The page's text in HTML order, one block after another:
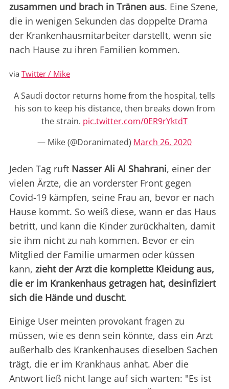
zusammen und brach in Tränen aus. Eine Szene,
die in wenigen Sekunden das doppelte Drama
der Krankenhausmitarbeiter darstellt, wenn sie
nach Hause zu ihren Familien kommen.
via Twitter / Mike
A Saudi doctor returns home from the hospital, tells
his son to keep his distance, then breaks down from
the strain. pic.twitter.com/0ER9rYktdT
— Mike (@Doranimated) March 26, 2020
Jeden Tag ruft Nasser Ali Al Shahrani, einer der
vielen Ärzte, die an vorderster Front gegen
Covid-19 kämpfen, seine Frau an, bevor er nach
Hause kommt. So weiß diese, wann er das Haus
betritt, und kann die Kinder zurückhalten, damit
sie ihm nicht zu nah kommen. Bevor er ein
Mitglied der Familie umarmen oder küssen
kann, zieht der Arzt die komplette Kleidung aus,
die er im Krankenhaus getragen hat, desinfiziert
sich die Hände und duscht.
Einige User meinten provokant fragen zu
müssen, wie es denn sein könnte, dass ein Arzt
außerhalb des Krankenhauses dieselben Sachen
trägt, die er im Krankhaus anhat. Aber die
Antwort ließ nicht lange auf sich warten: "Es ist